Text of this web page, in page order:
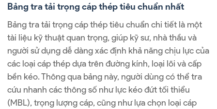
Bảng tra tải trọng cáp thép tiêu chuẩn nhất
Bảng tra tải trọng cáp thép tiêu chuẩn chi tiết là một
tài liệu kỹ thuật quan trọng, giúp kỹ sư, nhà thầu và
người sử dụng dễ dàng xác định khả năng chịu lực của
các loại cáp thép dựa trên đường kính, loại lõi và cấp
bền kéo. Thông qua bảng này, người dùng có thể tra
cứu nhanh các thông số như lực kéo đứt tối thiểu
(MBL), trọng lượng cáp, cũng như lựa chọn loại cáp